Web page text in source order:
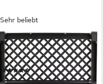
Sehr beliebt
KHW
Spalier, mit Erdspießen,
BxTxH: 100x6x140 cm
(24)
49,99 € UVP69,00 €